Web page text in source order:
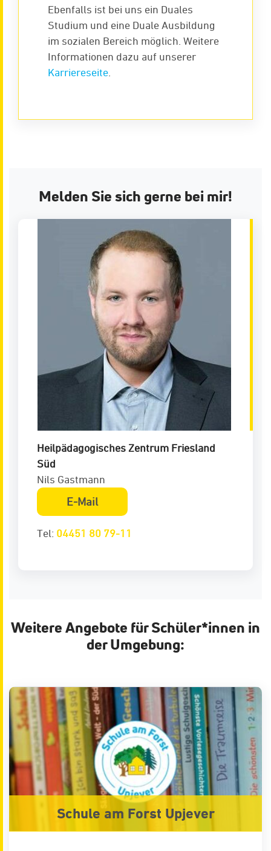
Ebenfalls ist bei uns ein Duales
Studium und eine Duale Ausbildung
im sozialen Bereich möglich. Weitere
Informationen dazu auf unserer
Karriereseite
Melden Sie sich gerne bei mir!
Heilpädagogisches Zentrum Friesland
Süd
Nils Gastmann
E-Mail
Tel: 04451 80 79-11
Weitere Angebote für Schüler*innen in
der Umgebung:
Schule am Forst Upjever